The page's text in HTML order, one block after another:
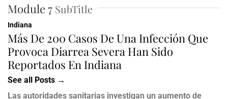
Module 7 SubTitle
Indiana
Más De 200 Casos De Una Infección Que
Provoca Diarrea Severa Han Sido
Reportados En Indiana
See all Posts →
Las autoridades sanitarias investigan un aumento de